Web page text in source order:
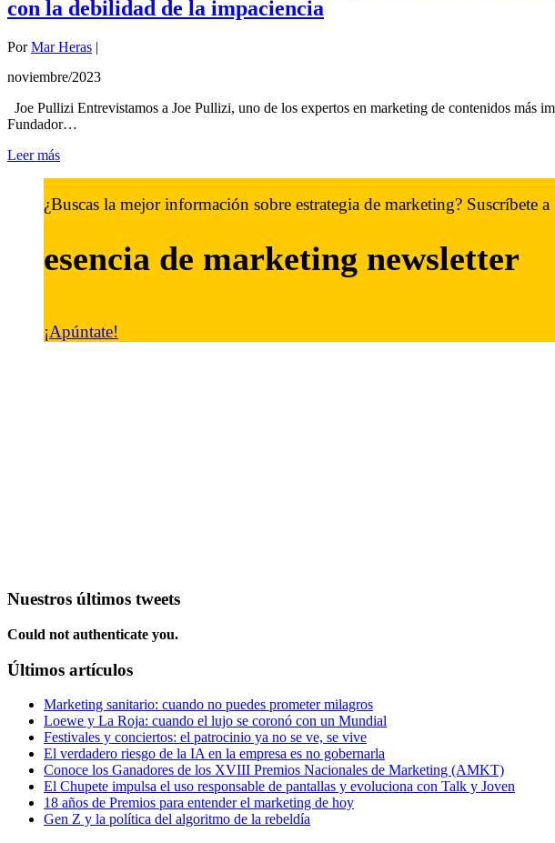
con la debilidad de la impaciencia
PorMar Heras |
noviembre/2023
Joe Pullizi Entrevistamos a Joe Pullizi, uno de los expertos en marketing de contenidos más
Fundador…
Leer más
¿Buscas la mejor información sobre estrategia de marketing? Suscríbete a
esencia de marketing newsletter
¡Apúntate!
Nuestros últimos tweets
Could not authenticate you.
Últimos artículos
Marketing sanitario: cuando no puedes prometer milagros
Loewe y La Roja: cuando el lujo se coronó con un Mundial
Festivales y conciertos: el patrocinio ya no se ve, se vive
El verdadero riesgo de la IA en la empresa es no gobernarla
Conoce los Ganadores de los XVIII Premios Nacionales de Marketing (AMKT)
El Chupete impulsa el uso responsable de pantallas y evoluciona con Talk y Joven
18 años de Premios para entender el marketing de hoy
Gen Z y la política del algoritmo de la rebeldía